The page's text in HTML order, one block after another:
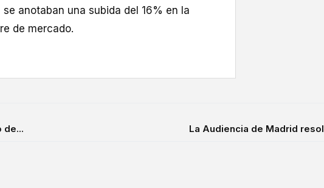
anotaban una subida del 16% en la
de mercado.
de... La Audiencia de Madrid